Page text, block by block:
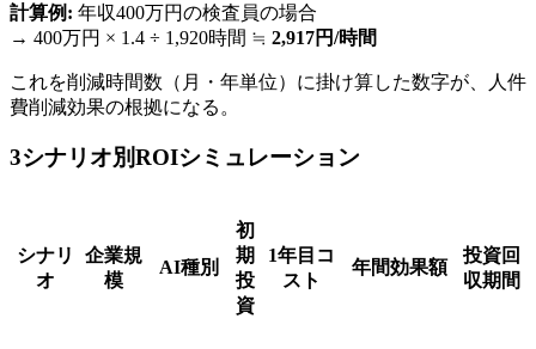
計算例: 年収400万円の検査員の場合
→ 400万円 × 1.4 ÷ 1,920時間 ≒ 2,917円/時間
これを削減時間数（月・年単位）に掛け算した数字が、人件
費削減効果の根拠になる。
3シナリオ別ROIシミュレーション
シナリ
オ
企業規
模
AI種別
初
期
投
資
1年目コ
スト
年間効果額
投資回
収期間